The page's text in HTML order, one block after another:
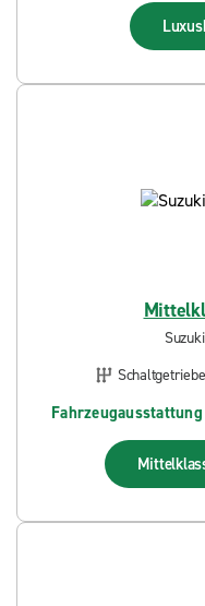
Schaltgetriebe
Fahrzeugausstattung